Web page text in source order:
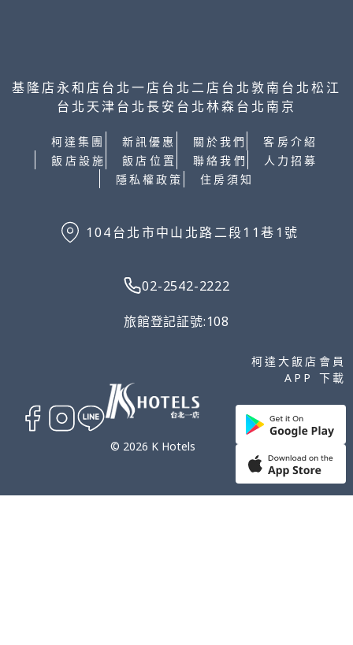
基隆店 永和店 台北一店 台北二店 台北敦南 台北松江
台北天津台北長安 台北林森台北南京
柯達集團 新訊優惠 關於我們
客房介紹
飯店設施
飯店位置 聯絡我們
人力招募
隱私權政策
住房須知
104台北市中山北路二段11巷1號
02-2542-2222
旅館登記証號:108
© 2026 K Hotels
柯達大飯店會員
APP 下載